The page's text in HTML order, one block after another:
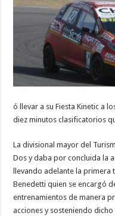
ó llevar a su Fiesta Kinetic a
diez minutos clasificatorios
La divisional mayor del
Dos y daba por concluida la
llevando adelante la primera
Benedetti quien se encargó
entrenamientos de manera
acciones y sosteniendo